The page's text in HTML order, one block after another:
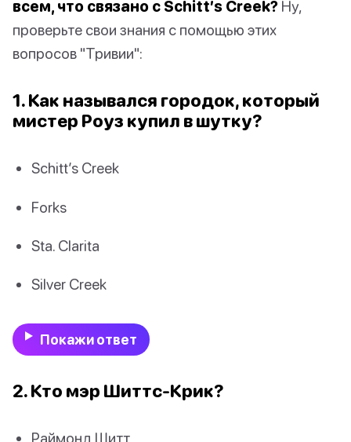
всем, что связано с Schitt’s Creek? Ну,
проверьте свои знания с помощью этих
вопросов "Тривии":
1. Как назывался городок, который
мистер Роуз купил в шутку?
Schitt’s Creek
Forks
Sta. Clarita
Silver Creek
Покажи ответ
2. Кто мэр Шиттс-Крик?
Раймонд Шитт